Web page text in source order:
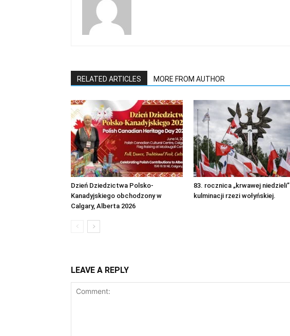
RELATED ARTICLES MORE FROM AUTHOR
Dzień Dziedzictwa Polsko-
Kanadyjskiego obchodzony w
Calgary, Alberta 2026
83. rocznica „krwawej niedzieli”
kulminacji rzezi wołyńskiej.
LEAVE A REPLY